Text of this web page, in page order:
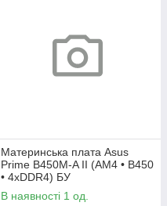
Материнська плата Asus
Prime B450M-A II (AM4 • B450
• 4xDDR4) БУ
В наявності 1 од.